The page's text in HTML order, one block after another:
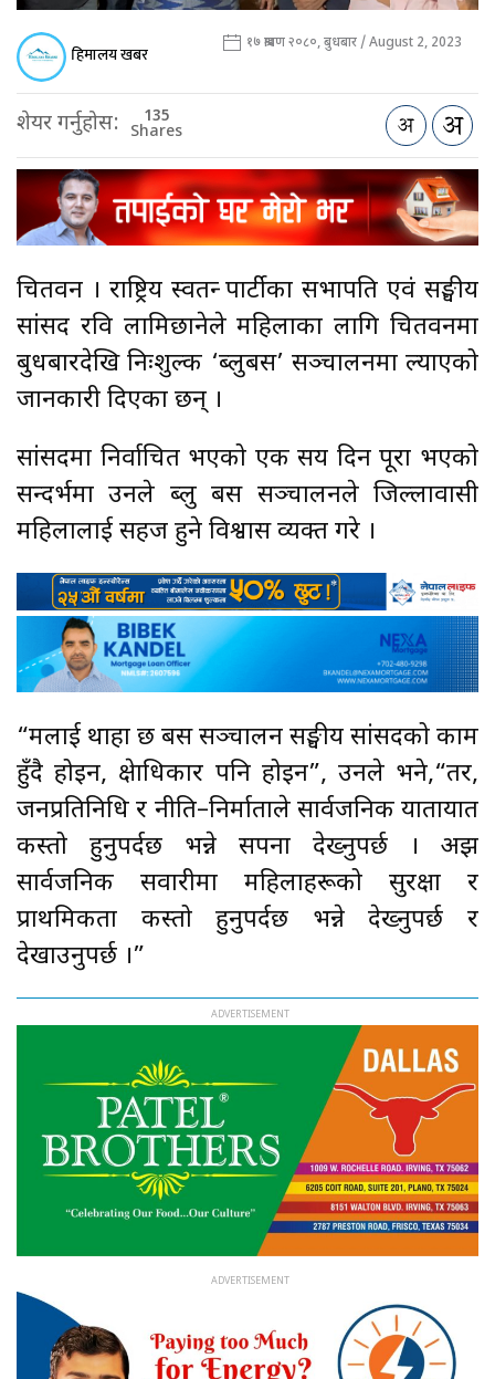
हिमालय खबर १७ श्रावण २०८०, बुधबार / August 2, 2023
शेयर गर्नुहोस: 135
Shares
चितवन । राष्ट्रिय स्वतन्त्र पार्टीका सभापति एवं सङ्घीय
सांसद रवि लामिछानेले महिलाका लागि चितवनमा
बुधबारदेखि निःशुल्क ‘ब्लुबस’ सञ्चालनमा ल्याएको
जानकारी दिएका छन् ।
सांसदमा निर्वाचित भएको एक सय दिन पूरा भएको
सन्दर्भमा उनले ब्लु बस सञ्चालनले जिल्लावासी
महिलालाई सहज हुने विश्वास व्यक्त गरे ।
“मलाई थाहा छ बस सञ्चालन सङ्घीय सांसदको काम
हुँदै होइन, क्षेत्राधिकार पनि होइन”, उनले भने,“तर,
जनप्रतिनिधि र नीति–निर्माताले सार्वजनिक यातायात
कस्तो हुनुपर्दछ भन्ने सपना देख्नुपर्छ । अझ
सार्वजनिक सवारीमा महिलाहरूको सुरक्षा र
प्राथमिकता कस्तो हुनुपर्दछ भन्ने देख्नुपर्छ र
देखाउनुपर्छ ।”